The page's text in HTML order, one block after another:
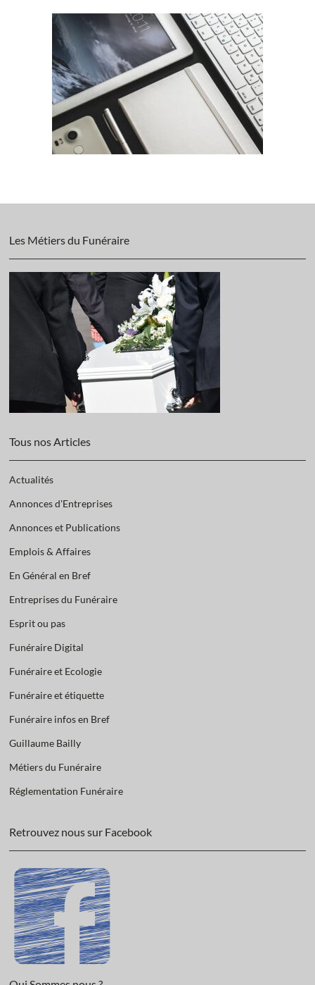
Les Métiers du Funéraire
Tous nos Articles
Actualités
Annonces d'Entreprises
Annonces et Publications
Emplois & Affaires
En Général en Bref
Entreprises du Funéraire
Esprit ou pas
Funéraire Digital
Funéraire et Ecologie
Funéraire et étiquette
Funéraire infos en Bref
Guillaume Bailly
Métiers du Funéraire
Réglementation Funéraire
Retrouvez nous sur Facebook